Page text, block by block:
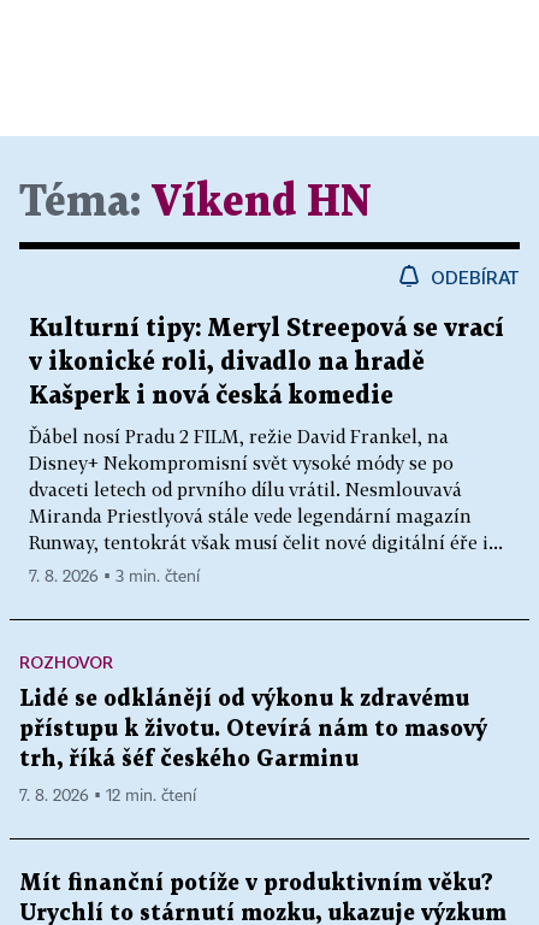
Téma: Víkend HN
ODEBÍRAT
Kulturní tipy: Meryl Streepová se vrací
v ikonické roli, divadlo na hradě
Kašperk i nová česká komedie
Ďábel nosí Pradu 2 FILM, režie David Frankel, na
Disney+ Nekompromisní svět vysoké módy se po
dvaceti letech od prvního dílu vrátil. Nesmlouvavá
Miranda Priestlyová stále vede legendární magazín
Runway, tentokrát však musí čelit nové digitální éře i...
7. 8. 2026 ▪ 3 min. čtení
ROZHOVOR
Lidé se odklánějí od výkonu k zdravému
přístupu k životu. Otevírá nám to masový
trh, říká šéf českého Garminu
7. 8. 2026 ▪ 12 min. čtení
Mít finanční potíže v produktivním věku?
Urychlí to stárnutí mozku, ukazuje výzkum